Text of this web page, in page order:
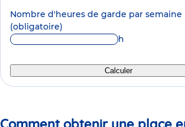
Nombre d'heures de garde par semaine
(obligatoire)
h
Calculer